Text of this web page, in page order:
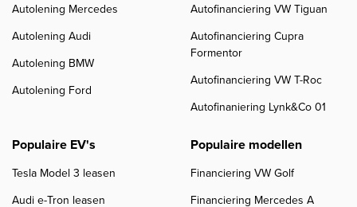
Autolening Mercedes
Autolening Audi
Autolening BMW
Autolening Ford
Autofinanciering VW Tiguan
Autofinanciering Cupra
Formentor
Autofinanciering VW T-Roc
Autofinaniering Lynk&Co 01
Populaire EV's
Tesla Model 3 leasen
Audi e-Tron leasen
Populaire modellen
Financiering VW Golf
Financiering Mercedes A